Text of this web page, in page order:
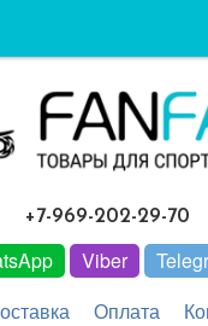
+7-969-202-29-70
Viber
Оплата